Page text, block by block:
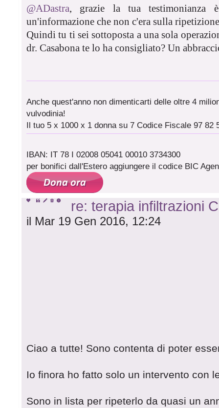
@ADastra, grazie la tua testimonianza
un'informazione che non c'era sulla
Quindi tu ti sei sottoposta a una sola
dr. Casabona te lo ha consigliato? Un
Anche quest'anno non dimenticarti delle oltre 4
vulvodinia!
Il tuo 5 x 1000 x 1 donna su 7 Codice Fiscale 97 82
IBAN: IT 78 I 02008 05041 00010 3734300
per bonifici dall'Estero aggiungere il codice BIC
re: terapia infiltrazioni
il Mar 19 Gen 2016, 12:24
Ciao a tutte! Sono contenta di poter
Io finora ho fatto solo un intervento con
Sono in lista per ripeterlo da quasi un